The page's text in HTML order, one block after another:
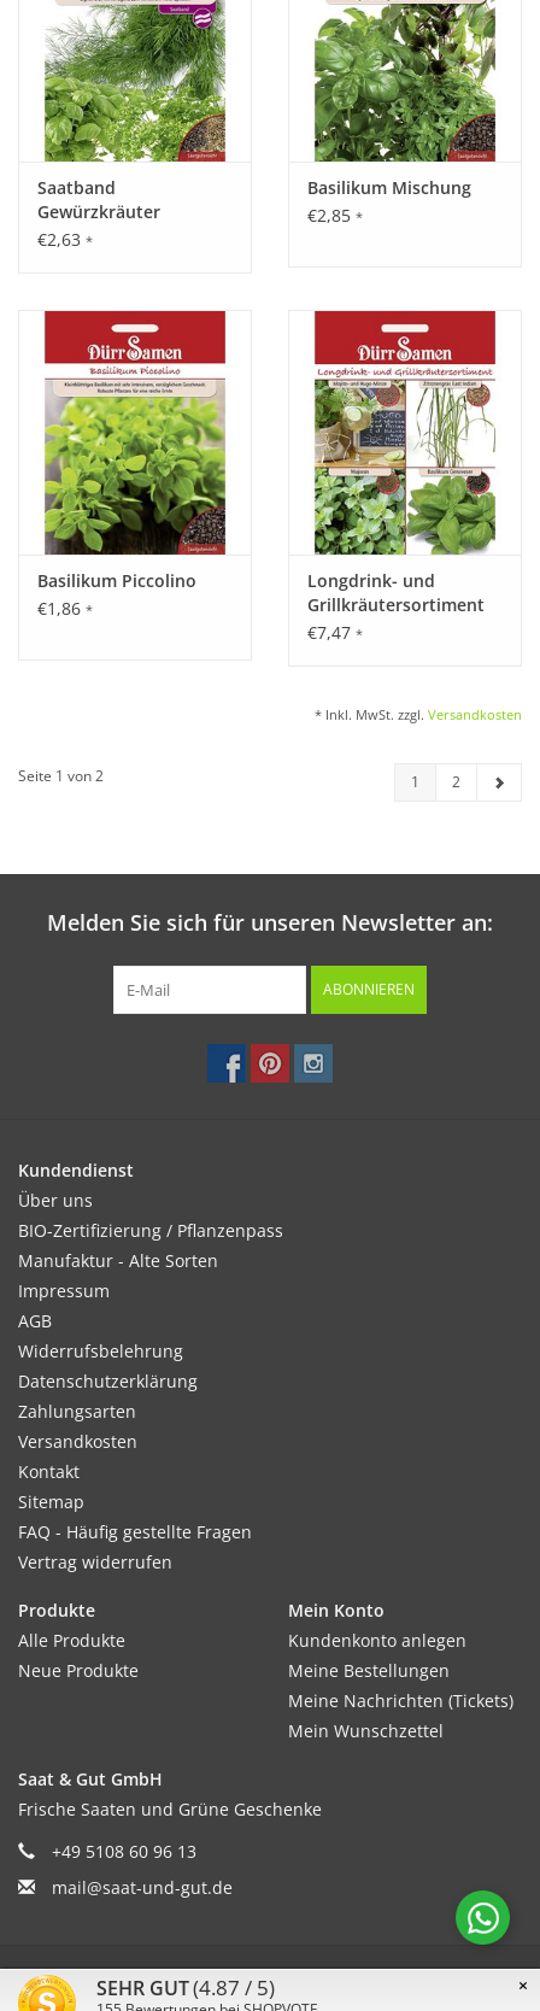
Saatband
Gewürzkräuter
(Basilikum, Dill,
€2,63 *
Basilikum Mischung
€2,85 *
Basilikum Piccolino
€1,86 *
Longdrink- und
Grillkräutersortiment
€7,47 *
* Inkl. MwSt. zzgl. Versandkosten
Seite 1 von 2 1 2
Melden Sie sich für unseren Newsletter an:
ABONNIEREN
Kundendienst
Über uns
BIO-Zertifizierung / Pflanzenpass
Manufaktur - Alte Sorten
Impressum
AGB
Widerrufsbelehrung
Datenschutzerklärung
Zahlungsarten
Versandkosten
Kontakt
Sitemap
FAQ - Häufig gestellte Fragen
Vertrag widerrufen
Produkte
Alle Produkte
Neue Produkte
Mein Konto
Kundenkonto anlegen
Meine Bestellungen
Meine Nachrichten (Tickets)
Mein Wunschzettel
Saat & Gut GmbH
Frische Saaten und Grüne Geschenke
+49 5108 60 96 13
mail@saat-und-gut.de
© Copyright 2026 Saat & Gut - Powered by ×
SEHR GUT(4.87 / 5)